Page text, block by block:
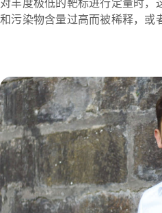
对丰度极低的靶标进行定量时，
和污染物含量过高而被稀释，或